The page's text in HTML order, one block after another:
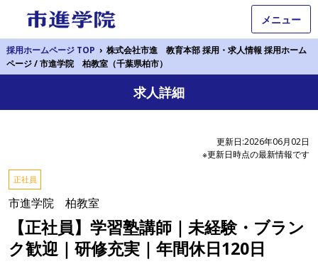
メニュー
採用ホームページ TOP › 株式会社市進 教育本部 採用・求人情報 採用ホーム
ページ / 市進学院 柏教室（千葉県柏市）
求人詳細
更新日:2026年06月02日
※更新日時点の最新情報です
正社員
市進学院 柏教室
【正社員】学習塾講師｜未経験・ブラン
ク歓迎｜研修充実｜年間休日120日